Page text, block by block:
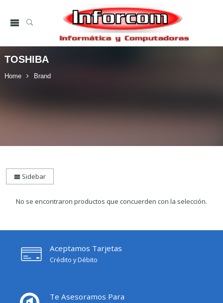
TOSHIBA
Home Brand
Sidebar
No se encontraron productos que concuerden con la selección.
Aceptamos Tarjetas
Crédito y Débito
Te Asesoramos Para